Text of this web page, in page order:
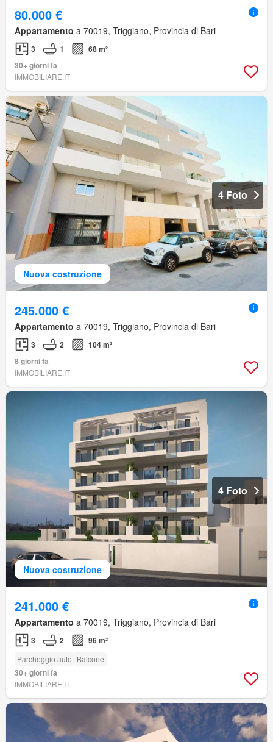
80.000 €
Appartamento a 70019, Triggiano, Provincia di Bari
3 1
68 m²
30+ giorni fa
IMMOBILIARE.IT
Nuova costruzione
4 Foto
245.000 €
Appartamento a 70019, Triggiano, Provincia di Bari
3 2
104 m²
8 giorni fa
IMMOBILIARE.IT
Nuova costruzione
4 Foto
241.000 €
Appartamento a 70019, Triggiano, Provincia di Bari
3 2 96 m²
Parcheggio auto Balcone
30+ giorni fa
IMMOBILIARE.IT